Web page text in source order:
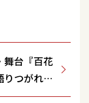
舞台『百花
りつがれぬ
出演決定！